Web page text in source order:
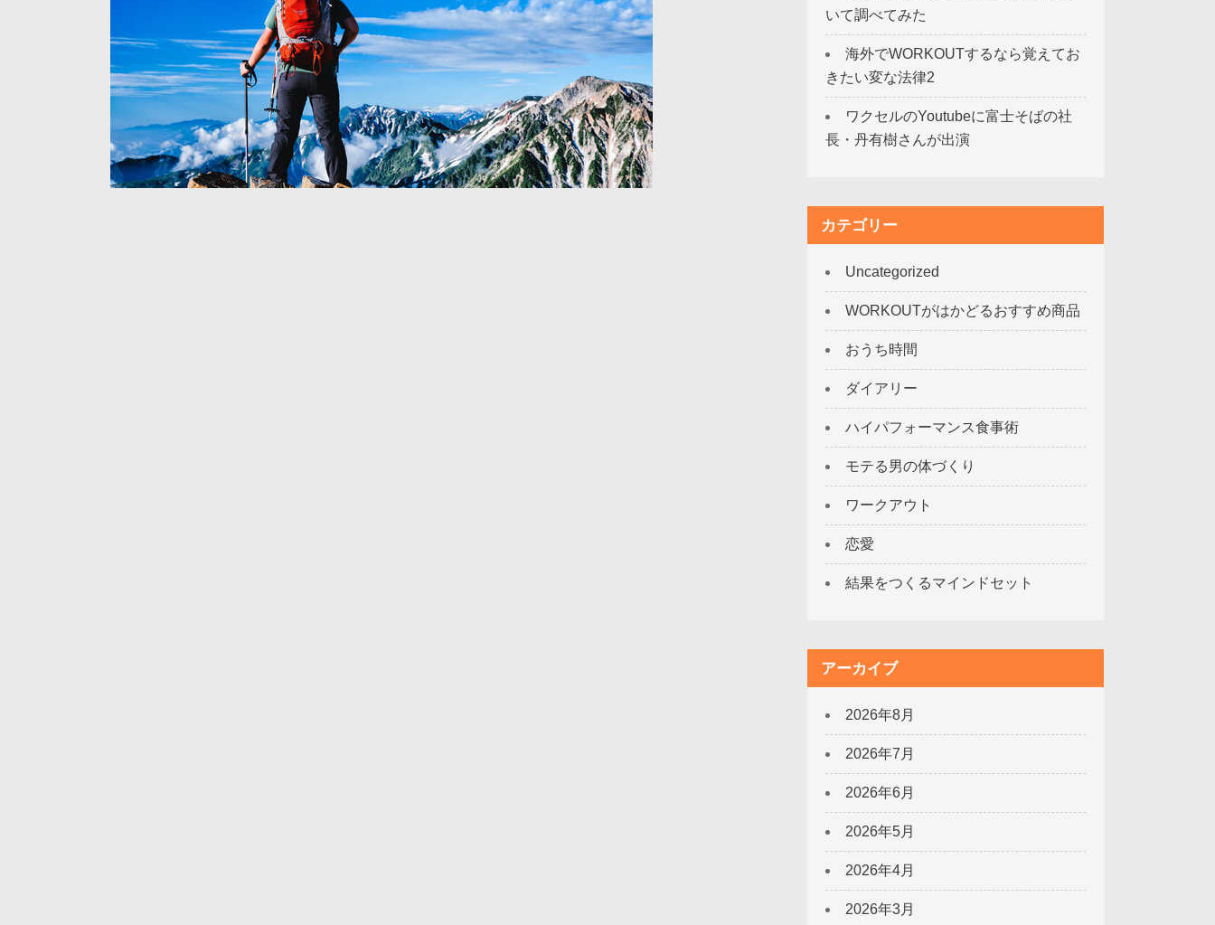
いて調べてみた
海外でWORKOUTするなら覚えてお
きたい変な法律2
ワクセルのYoutubeに富士そばの社
長・丹有樹さんが出演
カテゴリー
Uncategorized
WORKOUTがはかどるおすすめ商品
おうち時間
ダイアリー
ハイパフォーマンス食事術
モテる男の体づくり
ワークアウト
恋愛
結果をつくるマインドセット
アーカイブ
2026年8月
2026年7月
2026年6月
2026年5月
2026年4月
2026年3月